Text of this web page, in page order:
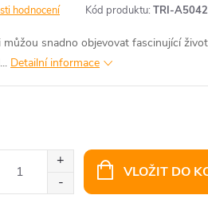
hodnocení Kód produktu: TRI-
snadno objevovat fascinující
Detailní informace
VLOŽIT DO